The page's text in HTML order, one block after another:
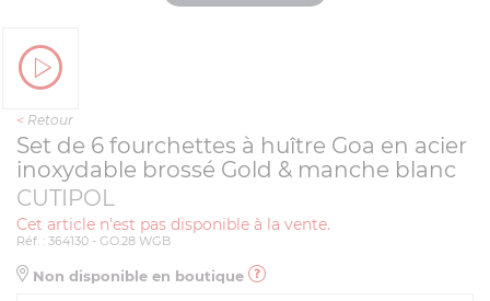
< Retour
Set de 6 fourchettes à huître Goa en acier
inoxydable brossé Gold & manche blanc
CUTIPOL
Cet article n'est pas disponible à la vente.
Réf. : 364130 - GO.28 WGB
Non disponible en boutique